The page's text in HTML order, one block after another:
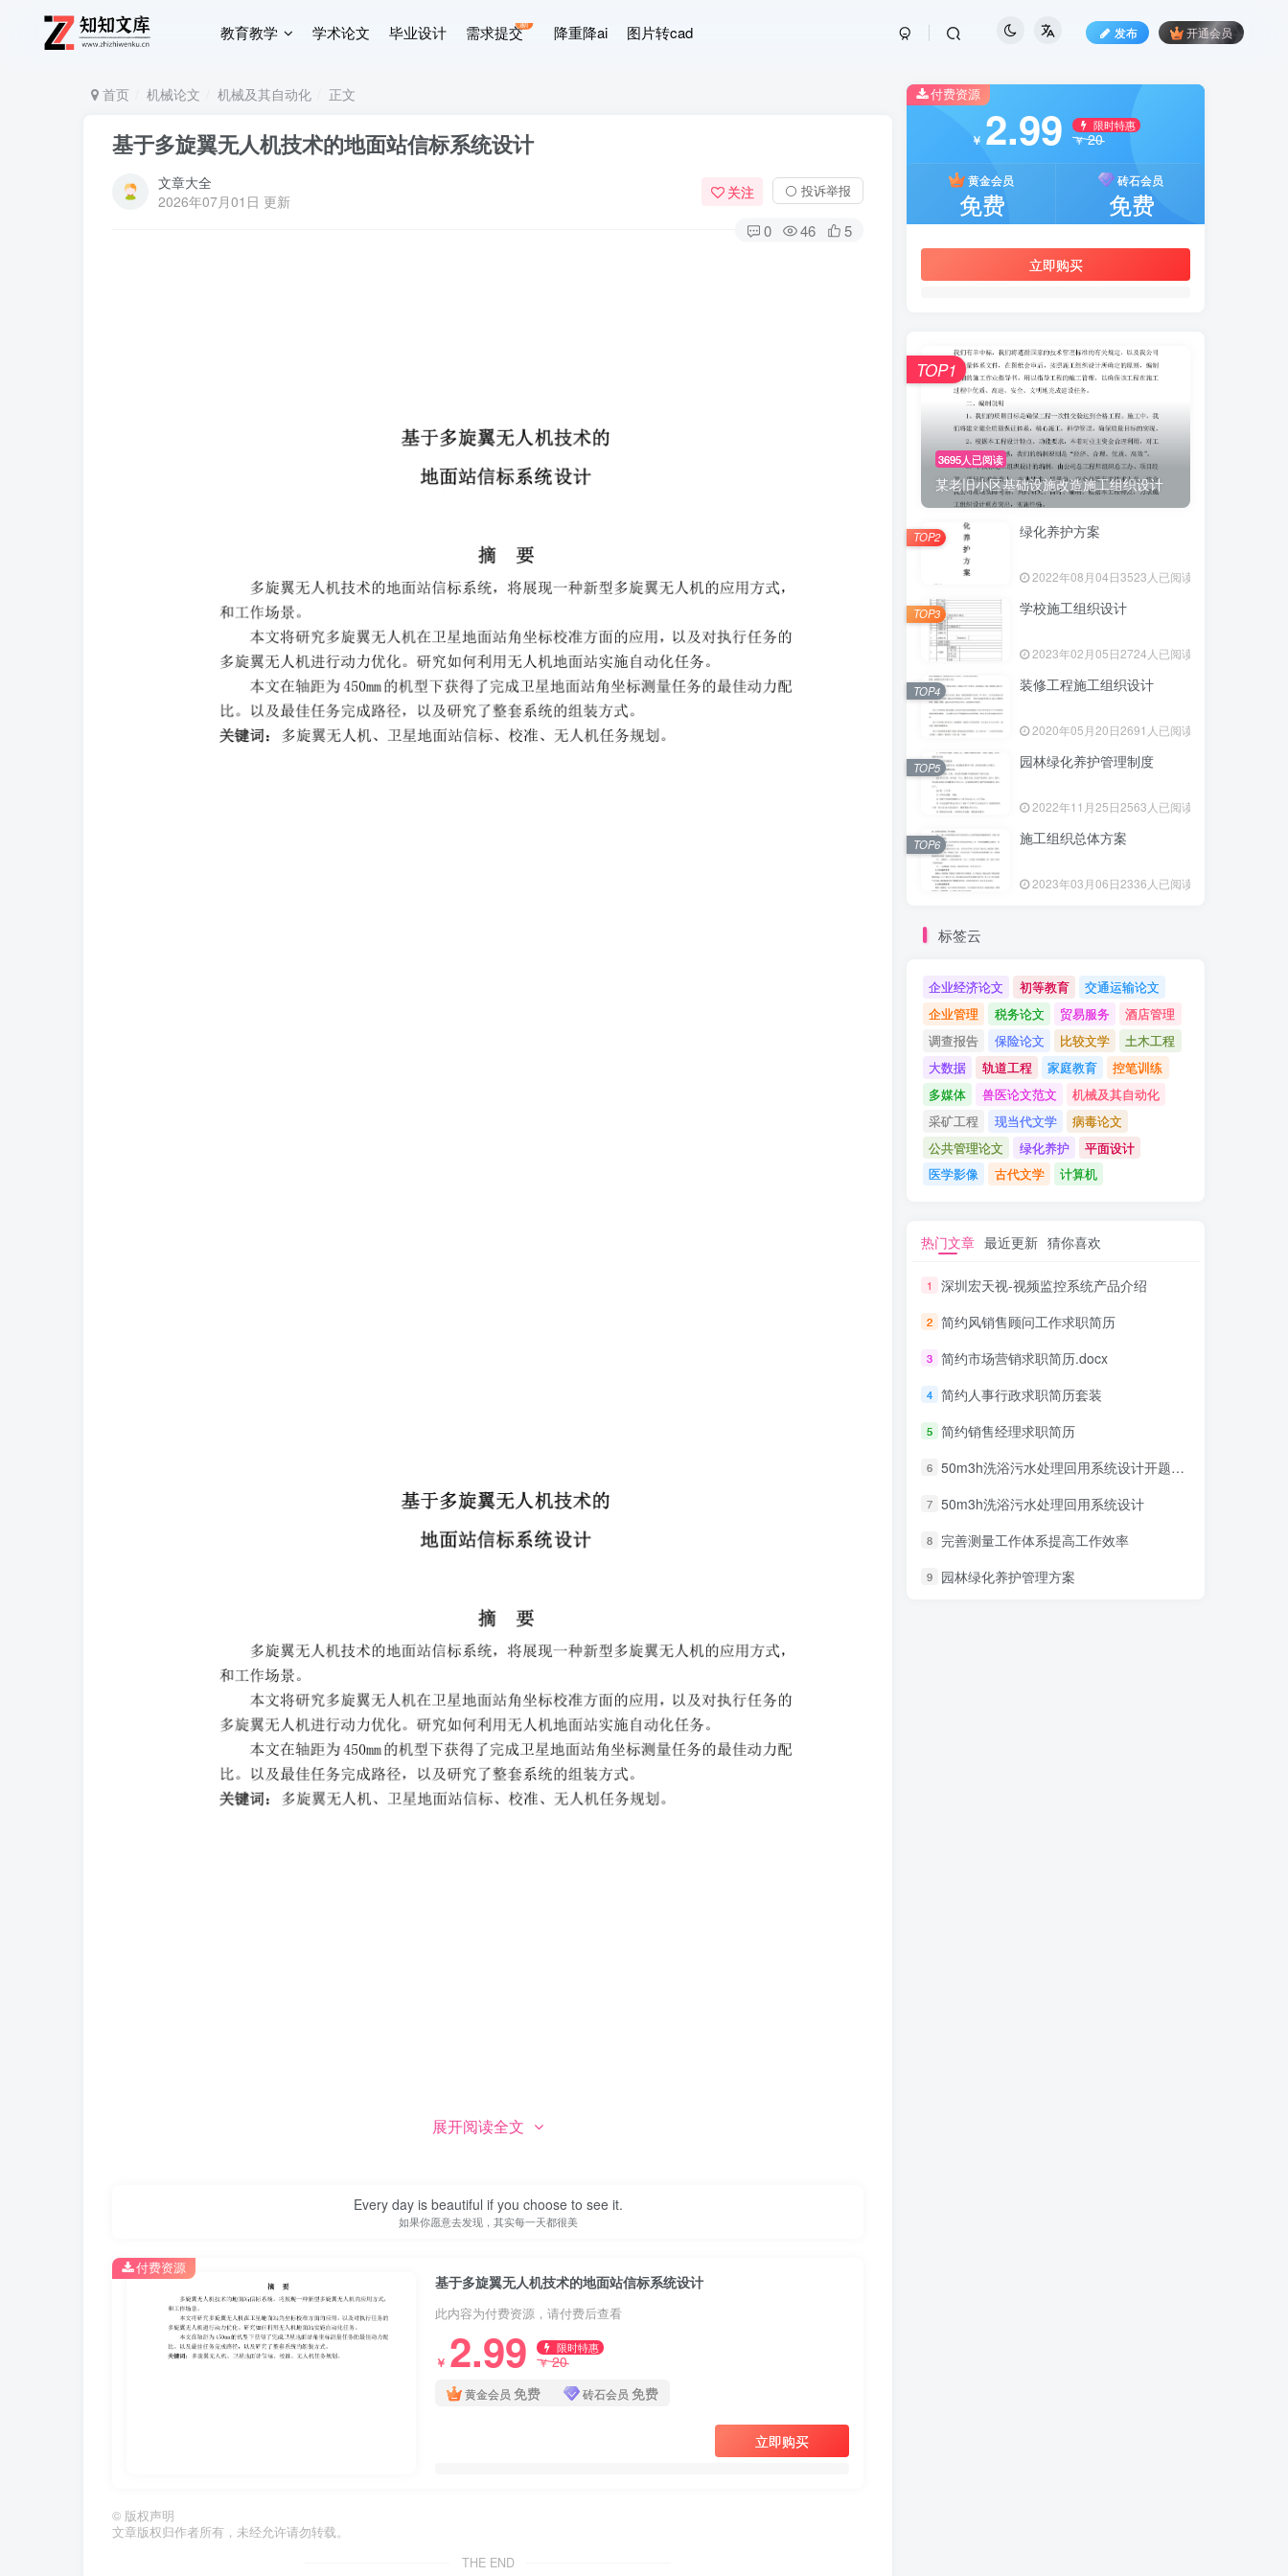
教育教学 学术论文 毕业设计 需求提交新 降重降ai 图片转cad 发布 开通会员
首页 机械论文 机械及其自动化 正文
基于多旋翼无人机技术的地面站信标系统设计
文章大全
2026年07月01日 更新
关注 ⚪ 投诉举报
0 46 5
展开阅读全文
Every day is beautiful if you choose to see it.
如果你愿意去发现，其实每一天都很美
基于多旋翼无人机技术的地面站信标系统设计
此内容为付费资源，请付费后查看
￥ 2.99 限时特惠
￥20
黄金会员 免费 砖石会员 免费
立即购买
付费资源
© 版权声明
文章版权归作者所有，未经允许请勿转载。
THE END
付费资源
￥ 2.99 限时特惠
￥20
黄金会员
免费
砖石会员
免费
立即购买
3695人已阅读
某老旧小区基础设施改造施工组织设计
TOP1
绿化养护方案
2022年08月04日3523人已阅读
TOP2
学校施工组织设计
2023年02月05日2724人已阅读
TOP3
装修工程施工组织设计
2020年05月20日2691人已阅读
TOP4
园林绿化养护管理制度
2022年11月25日2563人已阅读
TOP5
施工组织总体方案
2023年03月06日2336人已阅读
TOP6
标签云
企业经济论文 初等教育
交通运输论文
企业管理
税务论文 贸易服务
酒店管理
调查报告
保险论文 比较文学
土木工程
大数据
轨道工程 家庭教育
控笔训练
多媒体
兽医论文范文
机械及其自动化
采矿工程
现当代文学
病毒论文
公共管理论文
绿化养护
平面设计
医学影像
古代文学 计算机
热门文章 最近更新 猜你喜欢
1 深圳宏天视-视频监控系统产品介绍
2 简约风销售顾问工作求职简历
3 简约市场营销求职简历.docx
4 简约人事行政求职简历套装
5 简约销售经理求职简历
6 50m3h洗浴污水处理回用系统设计开题报告
7 50m3h洗浴污水处理回用系统设计
8 完善测量工作体系提高工作效率
9 园林绿化养护管理方案